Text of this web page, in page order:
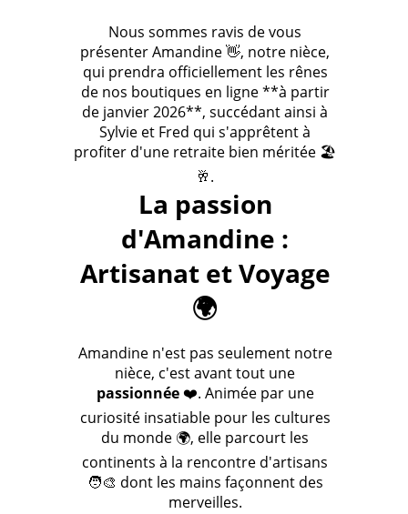
Nous sommes ravis de vous
présenter Amandine 👋, notre nièce,
qui prendra officiellement les rênes
de nos boutiques en ligne **à partir
de janvier 2026**, succédant ainsi à
Sylvie et Fred qui s'apprêtent à
profiter d'une retraite bien méritée 🏖️
🥂.
La passion
d'Amandine :
Artisanat et Voyage
🌍
Amandine n'est pas seulement notre
nièce, c'est avant tout une
passionnée❤️. Animée par une
curiosité insatiable pour les cultures
du monde 🌍, elle parcourt les
continents à la rencontre d'artisans
🧑‍🎨 dont les mains façonnent des
merveilles.